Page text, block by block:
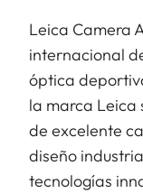
Leica Camera
internacional
óptica
la marca Leica
de excelente
diseño
tecnologías